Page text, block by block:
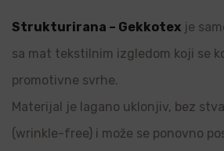
Strukturirana – Gekkotex je
sa mat tekstilnim izgledom koji se
promotivne svrhe.
Materijal je lagano uklonjiv, bez
(wrinkle-free) i može se ponovno